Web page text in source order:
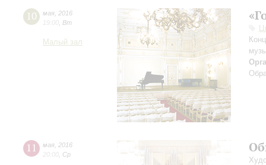
10 мая 2016
19:00 Вт
Малый зал
11 мая 2016
20:00 Ср